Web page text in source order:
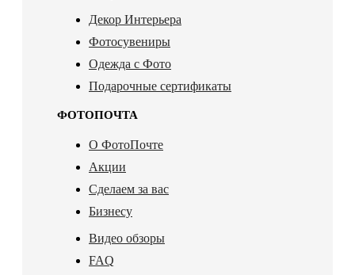
Декор Интерьера
Фотосувениры
Одежда с Фото
Подарочные сертификаты
ФОТОПОЧТА
О ФотоПочте
Акции
Сделаем за вас
Бизнесу
Видео обзоры
FAQ